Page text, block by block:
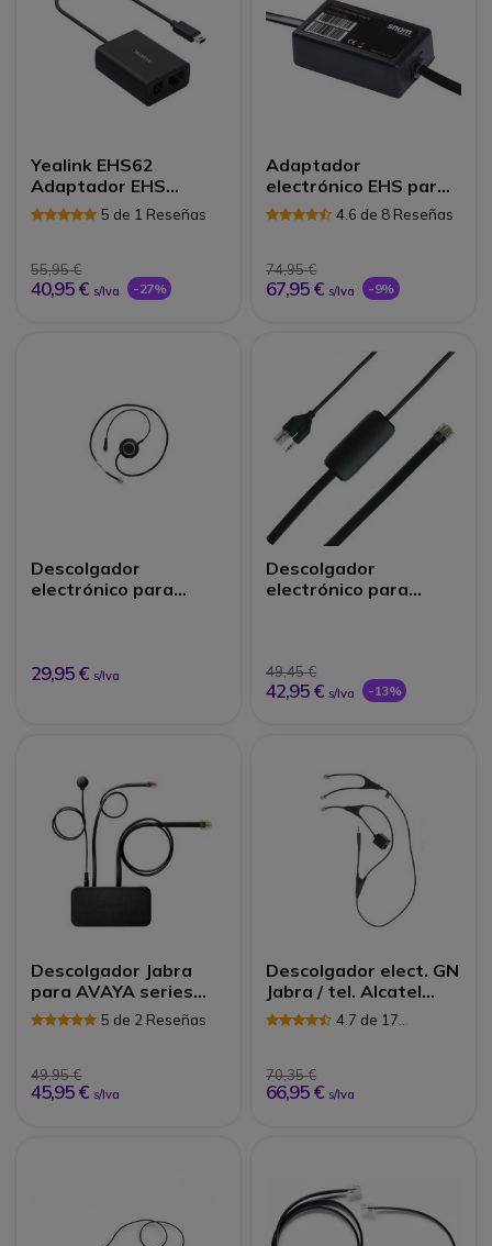
Yealink EHS62
Adaptador EHS
Multimarca5 de 1 Reseñas
55,95 €
40,95 € s/Iva -27%
Adaptador
electrónico EHS para
Snom
4.6 de 8 Reseñas
74,95 €
67,95 € s/Iva -9%
Descolgador
electrónico para
29,95 € s/Iva
Descolgador
electrónico para
49,45 €
42,95 € s/Iva -13%
Descolgador Jabra
para AVAYA series
1600 y 96005 de 2 Reseñas
49,95 €
45,95 € s/Iva
Descolgador elect. GN
Jabra / tel. Alcatel
80XX
4.7 de 17
70,35 €
66,95 € s/Iva